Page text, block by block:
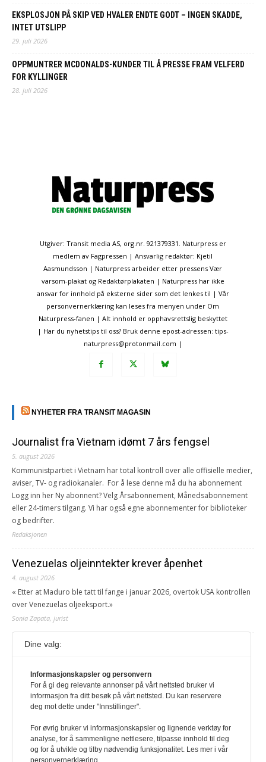
EKSPLOSJON PÅ SKIP VED HVALER ENDTE GODT – INGEN SKADDE,
INTET UTSLIPP
29. juli 2026
OPPMUNTRER MCDONALDS-KUNDER TIL Å PRESSE FRAM VELFERD
FOR KYLLINGER
28. juli 2026
Utgiver: Transit media AS, org.nr. 921379331. Naturpress er
medlem av Fagpressen | Ansvarlig redaktør: Kjetil
Aasmundsson | Naturpress arbeider etter pressens Vær
varsom-plakat og Redaktørplakaten | Naturpress har ikke
ansvar for innhold på eksterne sider som det lenkes til | Vår
personvernerklæring kan leses fra menyen under Om
Naturpress-fanen | Alt innhold er opphavsrettslig beskyttet
| Har du nyhetstips til oss? Bruk denne epost-adressen: tips-
naturpress@protonmail.com |
NYHETER FRA TRANSIT MAGASIN
Journalist fra Vietnam idømt 7 års fengsel
5. august 2026
Kommunistpartiet i Vietnam har total kontroll over alle offisielle medier,
aviser, TV- og radiokanaler. For å lese denne må du ha abonnement
Logg inn her Ny abonnent? Velg Årsabonnement, Månedsabonnement
eller 24-timers tilgang. Vi har også egne abonnementer for biblioteker
og bedrifter.
Redaksjonen
Venezuelas oljeinntekter krever åpenhet
4. august 2026
« Etter at Maduro ble tatt til fange i januar 2026, overtok USA kontrollen
over Venezuelas oljeeksport.»
Sonia Zapata, jurist
117,8 millioner er på flukt, en nedgang fra forrige
1. august 2026
Ville ha tilsvart verdens trettende største land i folketall. For å lese
denne må du ha abonnement Logg inn her Ny abonnent? Velg
også egne abonnementer for biblioteker og bedrifter.
Redaksjonen
Dine valg:
Informasjonskapsler og personvern
For å gi deg relevante annonser på vårt nettsted bruker vi
informasjon fra ditt besøk på vårt nettsted. Du kan reservere
deg mot dette under "Innstillinger".
For øvrig bruker vi informasjonskapsler og lignende verktøy for
analyse, for å sammenligne nettlesere, tilpasse innhold til deg
og for å utvikle og tilby nødvendig funksjonalitet. Les mer i vår
personvernerklæring.